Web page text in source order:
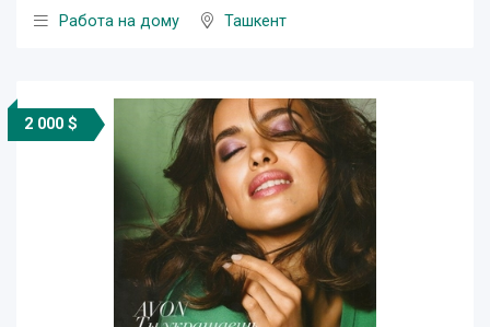
Работа на дому
Ташкент
2 000 $